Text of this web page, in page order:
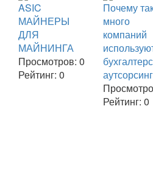
ASIC
МАЙНЕРЫ
ДЛЯ
МАЙНИНГА
Просмотров: 0
Рейтинг: 0
Почему
много
компаний
Рейтинг:0